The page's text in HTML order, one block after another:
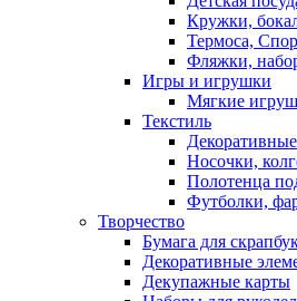
Кружки,
Термоса,
Фляжки,
Игры и игрушки
Мягкие
Текстиль
Носочки,
Полотенца
Футболки,
Творчество
Бумага для
Декоративные
Декупажные карты